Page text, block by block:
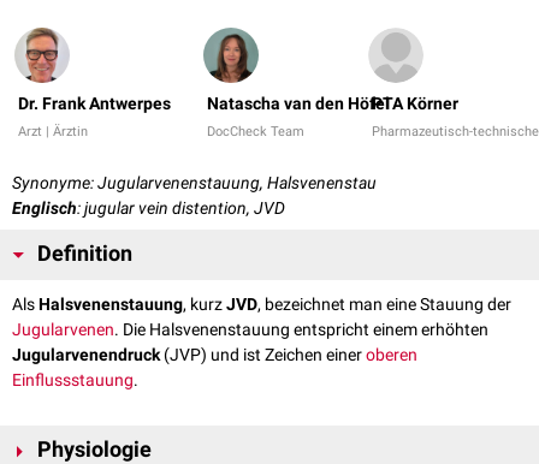
Dr. Frank Antwerpes
Arzt | Ärztin
Natascha van den Höfel
DocCheck Team
PTA Körner
Pharmazeutisch-
Synonyme: Jugularvenenstauung, Halsvenenstau
Englisch: jugular vein distention, JVD
Definition
AlsHalsvenenstauung, kurzJVD, bezeichnet man eine Stauung der
Jugularvenen. Die Halsvenenstauung entspricht einem erhöhten
Jugularvenendruck(JVP) und ist Zeichen eineroberen
Einflussstauung.
Physiologie